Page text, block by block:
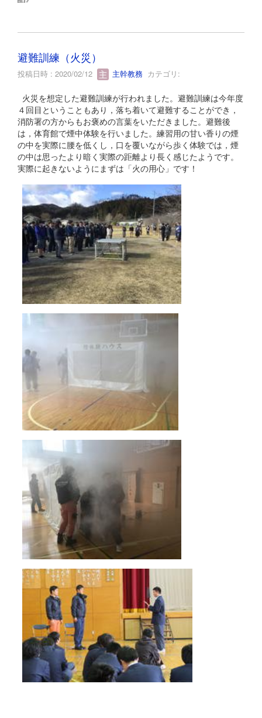
避難訓練（火災）
投稿日時 : 2020/02/12 主幹教務 カテゴリ:
火災を想定した避難訓練が行われました。避難訓練は今年度
４回目ということもあり，落ち着いて避難することができ，
消防署の方からもお褒めの言葉をいただきました。避難後
は，体育館で煙中体験を行いました。練習用の甘い香りの煙
の中を実際に腰を低くし，口を覆いながら歩く体験では，煙
の中は思ったより暗く実際の距離より長く感じたようです。
実際に起きないようにまずは「火の用心」です！